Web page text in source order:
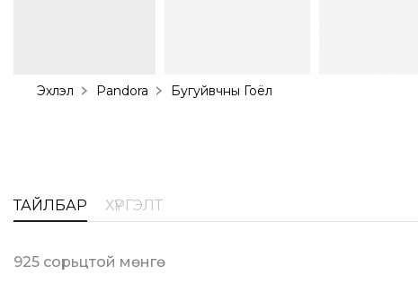
Эхлэл Pandora Бугуйвчны Гоёл
ТАЙЛБАР ХҮРГЭЛТ
925 сорьцтой мөнгө